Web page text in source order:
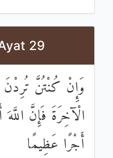
29
وَإِنْ كُنْتُنَّ تُرِدْنَ
الْآخِرَةَ فَإِنَّ
أَجْرًا عَظِيمًا